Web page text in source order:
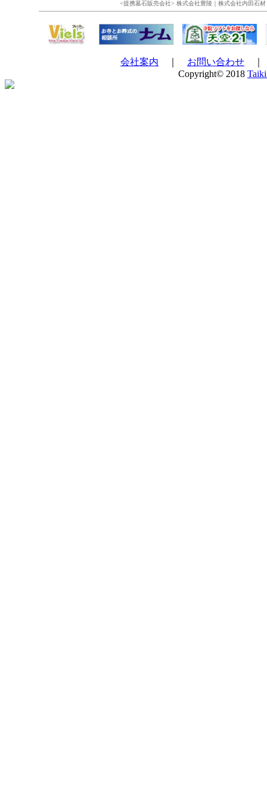
<提携墓石販売会社> 株式会社豊陵｜株式会社内田石材
会社案内 お問い合わせ
Copyright© 2018